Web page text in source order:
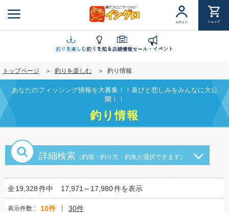
ン
に
移
動
ログイン ショップ
釣りを楽しむ釣りを知る店舗情報セール・イベント
トップページ 釣りを楽しむ 釣り情報
あなたのフィッシング情報を大募集！！喜びと悲しみをみんなに大公
開！！
釣り情報
詳細検索 （釣場・釣り方・釣魚が選択できます）
全19,328件中 17,971～17,980件を表示
表示件数 10件 30件